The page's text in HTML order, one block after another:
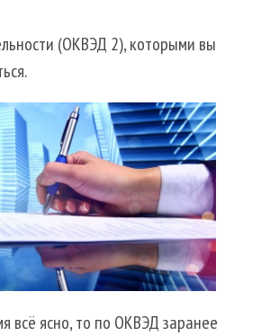
(ОКВЭД 2), которыми вы
всё ясно, то по ОКВЭД заранее